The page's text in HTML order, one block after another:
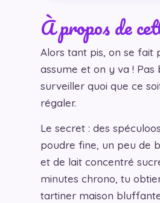
À propos de
Alors tant pis, on se fait
assume et on y va ! Pas
surveiller quoi que ce
régaler.
Le secret : des
poudre fine, un peu de
et de lait concentré
minutes chrono, tu
tartiner maison